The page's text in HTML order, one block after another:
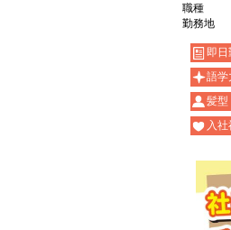
職種
勤務地
即日
語学
髪型
入社